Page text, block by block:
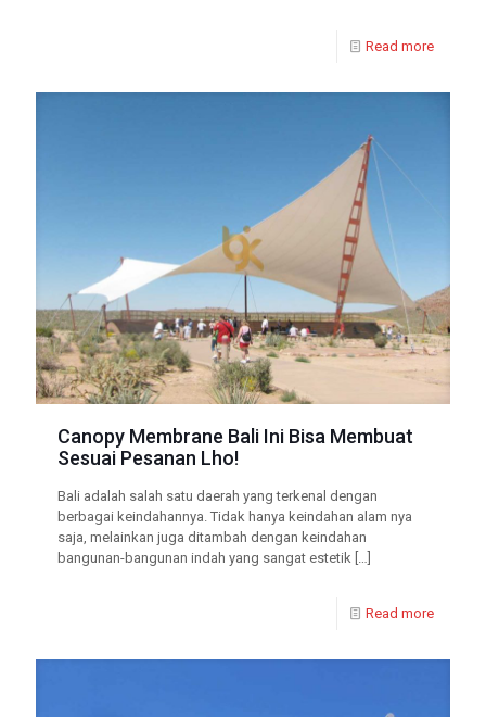
Read more
Canopy Membrane Bali Ini Bisa Membuat
Sesuai Pesanan Lho!
Bali adalah salah satu daerah yang terkenal dengan
berbagai keindahannya. Tidak hanya keindahan alam nya
saja, melainkan juga ditambah dengan keindahan
bangunan-bangunan indah yang sangat estetik […]
Read more